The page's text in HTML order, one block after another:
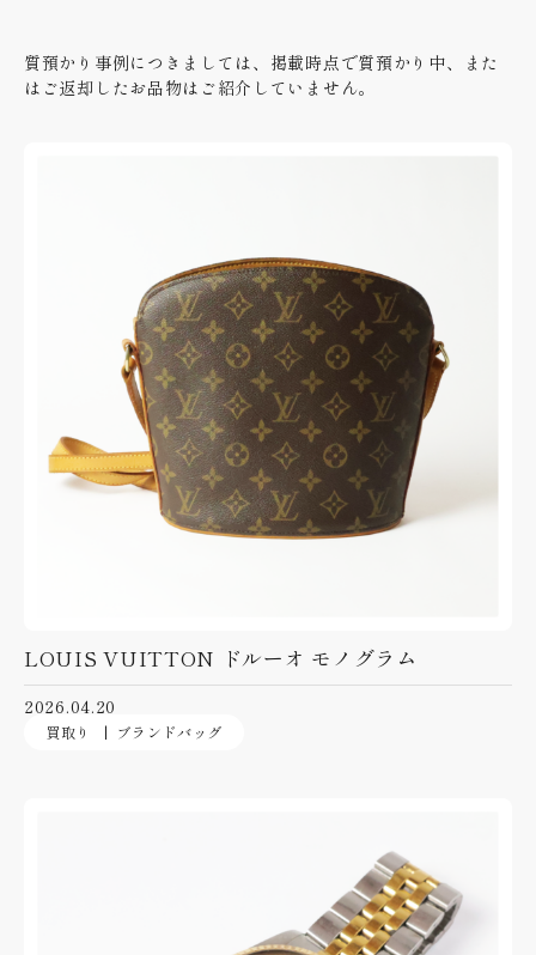
質預かり事例につきましては、掲載時点で質預かり中、また
はご返却したお品物はご紹介していません。
LOUIS VUITTON ドルーオ モノグラム
2026.04.20
買取り ブランドバッグ